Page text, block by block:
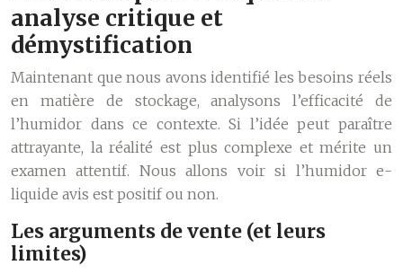
analyse critique et
démystification
Maintenant que nous avons identifié les besoins réels
en matière de stockage, analysons l’efficacité de
l’humidor dans ce contexte. Si l’idée peut paraître
attrayante, la réalité est plus complexe et mérite un
examen attentif. Nous allons voir si l’humidor e-
liquide avis est positif ou non.
Les arguments de vente (et leurs
limites)